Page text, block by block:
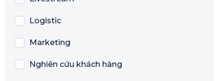
Logistic
Marketing
Nghiên cứu khách hàng